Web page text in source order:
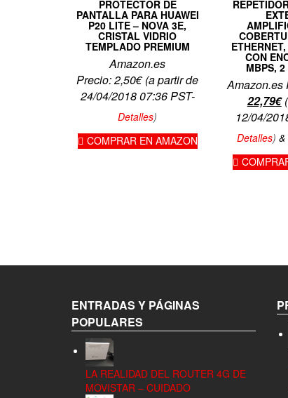
PROTECTOR DE
PANTALLA PARA HUAWEI
P20 LITE – NOVA 3E,
CRISTAL VIDRIO
TEMPLADO PREMIUM
Amazon.es
Precio:2,50€(a partir de
24/04/2018 07:36 PST-
Detalles)
COMPRAR EN AMAZON
CON
MBPS,
Amazon.es
El
precio
original
24,99€.
22,79€
12/04/
Detalles) &
ENTRADAS Y PÁGINAS
POPULARES
LA REALIDAD DEL ROUTER 4G DE
MOVISTAR – CUIDADO